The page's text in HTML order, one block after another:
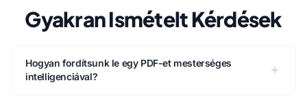
Gyakran Ismételt Kérdések
Hogyan fordítsunk le egy PDF-et mesterséges
intelligenciával?